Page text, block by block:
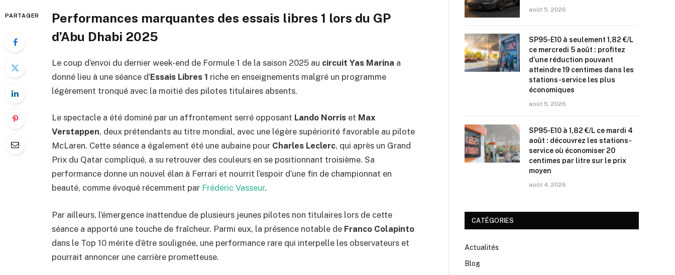
PARTAGER
Performances marquantes des essais libres 1 lors du GP
d’Abu Dhabi 2025
Le coup d’envoi du dernier week-end de Formule 1 de la saison 2025 au circuit Yas Marina a
donné lieu à une séance d’Essais Libres 1 riche en enseignements malgré un programme
légèrement tronqué avec la moitié des pilotes titulaires absents.
Le spectacle a été dominé par un affrontement serré opposant Lando Norris et Max
Verstappen, deux prétendants au titre mondial, avec une légère supériorité favorable au pilote
McLaren. Cette séance a également été une aubaine pour Charles Leclerc, qui après un Grand
Prix du Qatar compliqué, a su retrouver des couleurs en se positionnant troisième. Sa
performance donne un nouvel élan à Ferrari et nourrit l’espoir d’une fin de championnat en
beauté, comme évoqué récemment par Frédéric Vasseur.
Par ailleurs, l’émergence inattendue de plusieurs jeunes pilotes non titulaires lors de cette
séance a apporté une touche de fraîcheur. Parmi eux, la présence notable de Franco Colapinto
dans le Top 10 mérite d’être soulignée, une performance rare qui interpelle les observateurs et
pourrait annoncer une carrière prometteuse.
août 5, 2026
SP95-E10 à seulement 1,82 €/L
ce mercredi 5 août : profitez
d’une réduction pouvant
atteindre 19 centimes dans les
stations-service les plus
économiques
août 5, 2026
SP95-E10 à 1,82 €/L ce mardi 4
août : découvrez les stations-
service où économiser 20
centimes par litre sur le prix
moyen
août 4, 2026
CATÉGORIES
Actualités
Blog